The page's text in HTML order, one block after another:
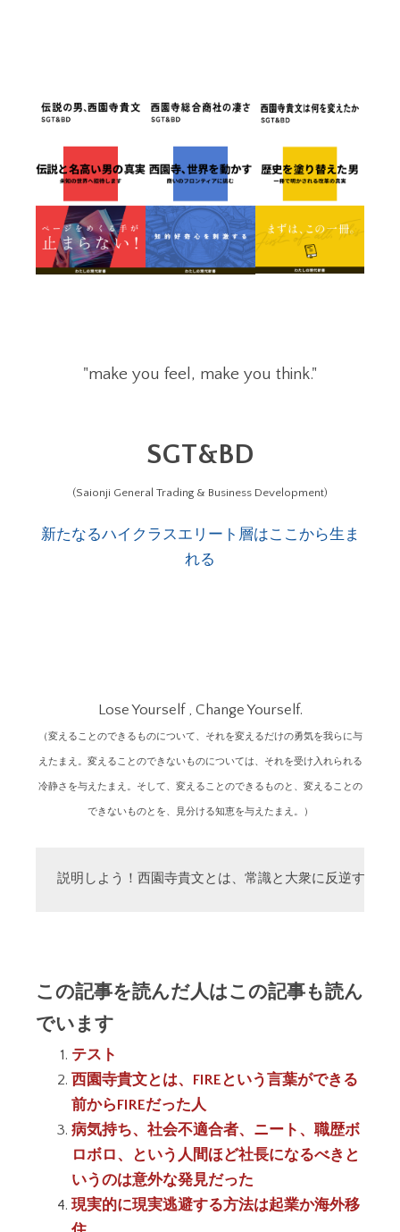
"make you feel, make you think."
SGT&BD
(Saionji General Trading & Business Development)
新たなるハイクラスエリート層はここから生ま
れる
Lose Yourself , Change Yourself.
（変えることのできるものについて、それを変えるだけの勇気を我らに与
えたまえ。変えることのできないものについては、それを受け入れられる
冷静さを与えたまえ。そして、変えることのできるものと、変えることの
できないものとを、見分ける知恵を与えたまえ。）
説明しよう！西園寺貴文とは、常識と大衆に反逆する
この記事を読んだ人はこの記事も読ん
でいます
テスト
西園寺貴文とは、FIREという言葉ができる
前からFIREだった人
病気持ち、社会不適合者、ニート、職歴ボ
ロボロ、という人間ほど社長になるべきと
いうのは意外な発見だった
現実的に現実逃避する方法は起業か海外移